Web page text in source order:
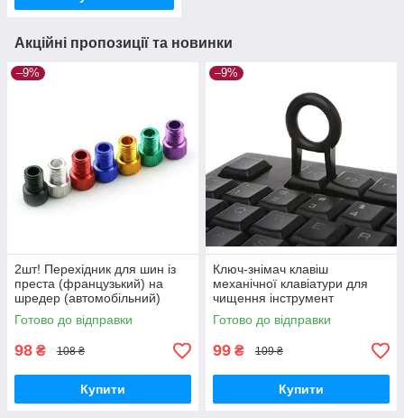
Акційні пропозиції та новинки
–9%
2шт! Перехідник для шин із
преста (французький) на
шредер (автомобільний)
Готово до відправки
98 ₴ 108 ₴
Купити
–9%
Ключ-знімач клавіш
механічної клавіатури для
чищення інструмент
Готово до відправки
99 ₴ 109 ₴
Купити